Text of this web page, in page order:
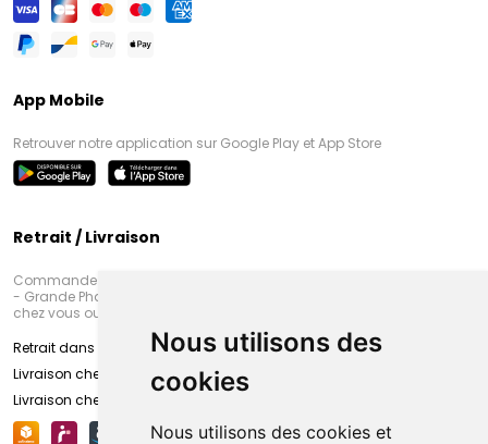
Nous utilisons des
cookies
Nous utilisons des cookies et
App Mobile
Retrouver notre application sur Google Play et App Store
Retrait / Livraison
Commandez en ligne et venez chercher votre commande à Amiens
- Grande Pharmacie d’Amiens (Fachon) ou recevez-là rapidement
chez vous ou en point retrait
Retrait dans la pharmacie d’Amiens
Livraison chez vous
Livraison chez votre commerçant